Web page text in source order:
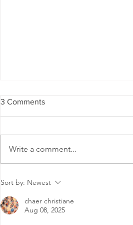
2026 Brooklyn Tech Summer
Reading!
3 Comments
Write a comment...
Sort by: Newest
chaer christiane
Aug 08, 2025